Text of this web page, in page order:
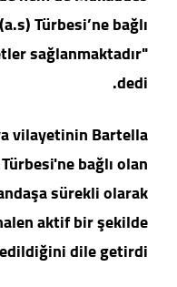
Türbesi’ne bağlı
sağlanmaktadır"
dedi.
vilayetinin Bartella
bağlı olan
sürekli olarak
aktif bir şekilde
edildiğini dile getirdi.